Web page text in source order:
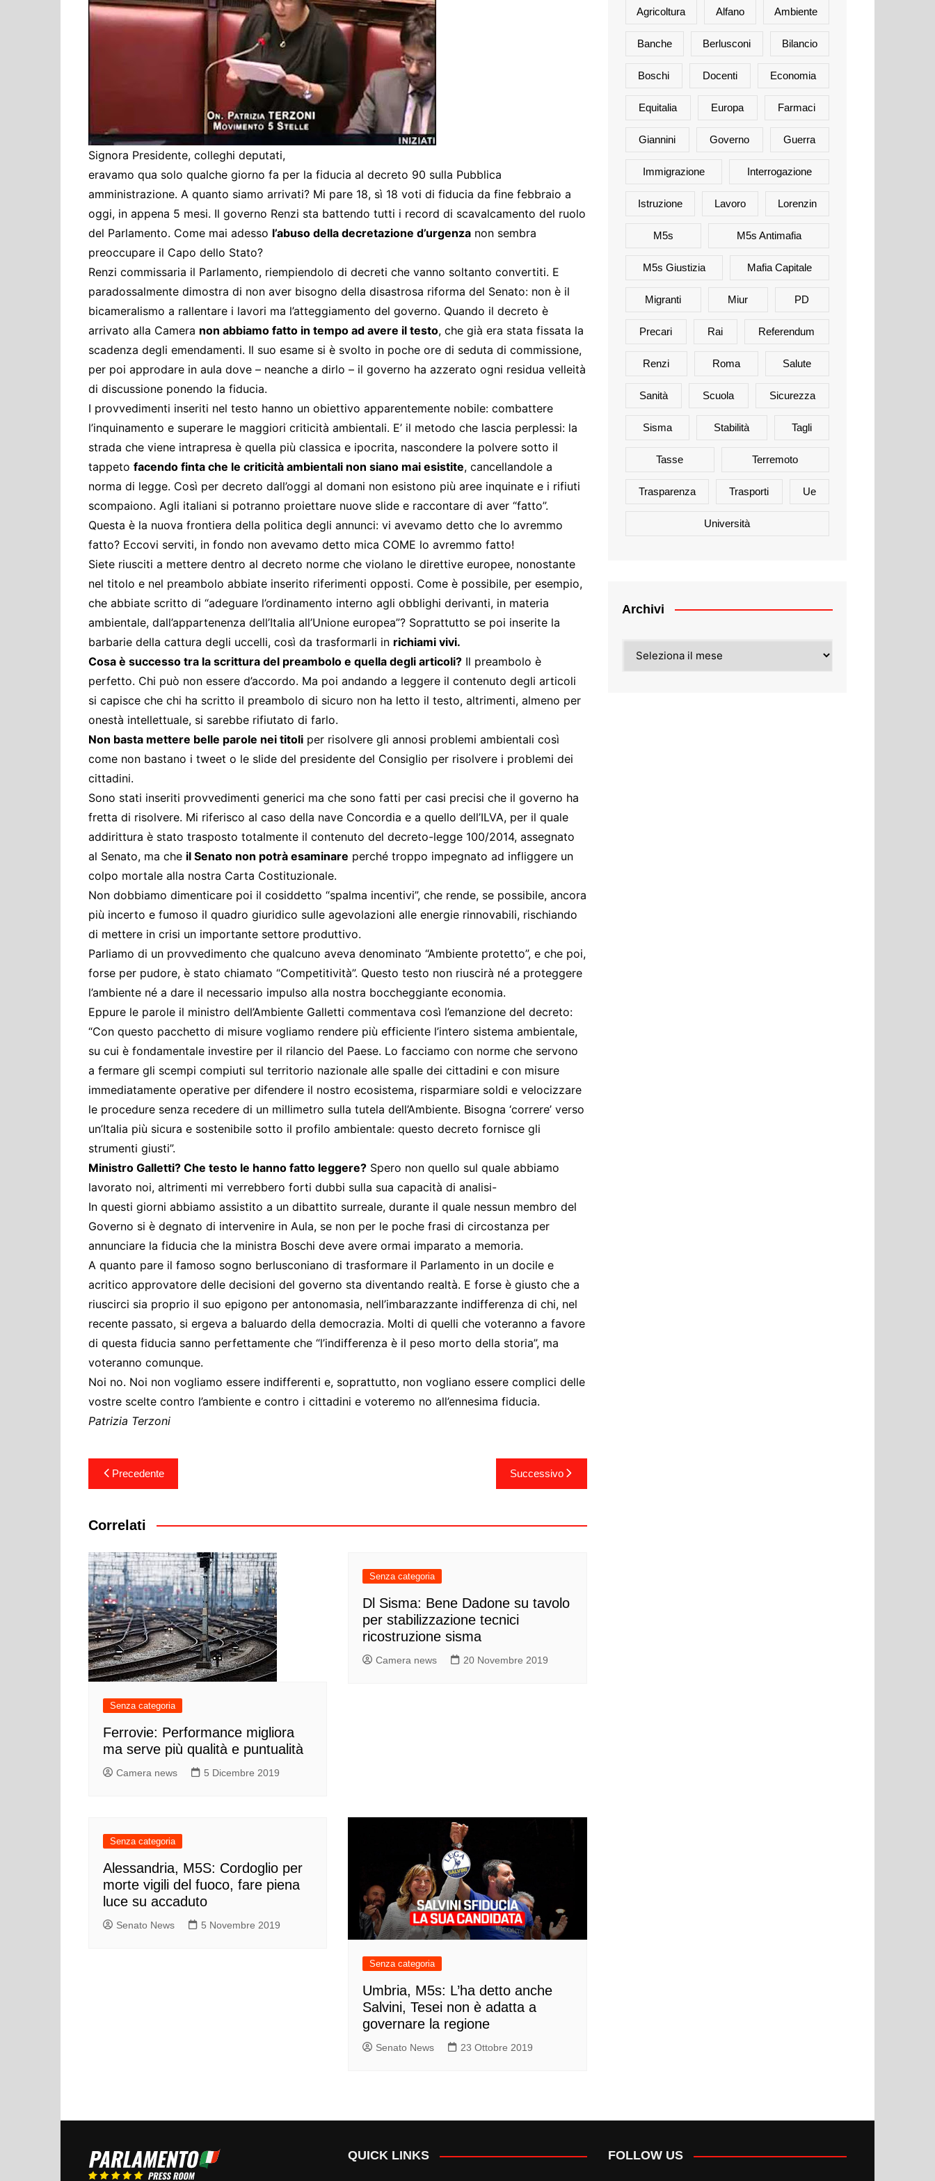
Cultura ed Istruzione
Difesa
Eventi
Finanze e tesoro
Giustizia
Lavori pubblici e Trasporti
Politiche europee
Rifiuti
Signora Presidente, colleghi deputati,
eravamo qua solo qualche giorno fa per la fiducia al decreto 90 sulla Pubblica
amministrazione. A quanto siamo arrivati? Mi pare 18, sì 18 voti di fiducia da fine febbraio a
oggi, in appena 5 mesi. Il governo Renzi sta battendo tutti i record di scavalcamento del ruolo
del Parlamento. Come mai adesso l’abuso della decretazione d’urgenza non sembra
preoccupare il Capo dello Stato?
Renzi commissaria il Parlamento, riempiendolo di decreti che vanno soltanto convertiti. E
paradossalmente dimostra di non aver bisogno della disastrosa riforma del Senato: non è il
bicameralismo a rallentare i lavori ma l’atteggiamento del governo. Quando il decreto è
arrivato alla Camera non abbiamo fatto in tempo ad avere il testo, che già era stata fissata la
scadenza degli emendamenti. Il suo esame si è svolto in poche ore di seduta di commissione,
per poi approdare in aula dove – neanche a dirlo – il governo ha azzerato ogni residua velleità
di discussione ponendo la fiducia.
I provvedimenti inseriti nel testo hanno un obiettivo apparentemente nobile: combattere
l’inquinamento e superare le maggiori criticità ambientali. E’ il metodo che lascia perplessi: la
strada che viene intrapresa è quella più classica e ipocrita, nascondere la polvere sotto il
tappeto facendo finta che le criticità ambientali non siano mai esistite, cancellandole a
norma di legge. Così per decreto dall’oggi al domani non esistono più aree inquinate e i rifiuti
scompaiono. Agli italiani si potranno proiettare nuove slide e raccontare di aver “fatto”.
Questa è la nuova frontiera della politica degli annunci: vi avevamo detto che lo avremmo
fatto? Eccovi serviti, in fondo non avevamo detto mica COME lo avremmo fatto!
Siete riusciti a mettere dentro al decreto norme che violano le direttive europee, nonostante
nel titolo e nel preambolo abbiate inserito riferimenti opposti. Come è possibile, per esempio,
che abbiate scritto di “adeguare l’ordinamento interno agli obblighi derivanti, in materia
ambientale, dall’appartenenza dell’Italia all’Unione europea”? Soprattutto se poi inserite la
barbarie della cattura degli uccelli, così da trasformarli in richiami vivi.
Cosa è successo tra la scrittura del preambolo e quella degli articoli? Il preambolo è
perfetto. Chi può non essere d’accordo. Ma poi andando a leggere il contenuto degli articoli
si capisce che chi ha scritto il preambolo di sicuro non ha letto il testo, altrimenti, almeno per
onestà intellettuale, si sarebbe rifiutato di farlo.
Non basta mettere belle parole nei titoli per risolvere gli annosi problemi ambientali così
come non bastano i tweet o le slide del presidente del Consiglio per risolvere i problemi dei
cittadini.
Sono stati inseriti provvedimenti generici ma che sono fatti per casi precisi che il governo ha
fretta di risolvere. Mi riferisco al caso della nave Concordia e a quello dell’ILVA, per il quale
addirittura è stato trasposto totalmente il contenuto del decreto-legge 100/2014, assegnato
al Senato, ma che il Senato non potrà esaminare perché troppo impegnato ad infliggere un
colpo mortale alla nostra Carta Costituzionale.
Non dobbiamo dimenticare poi il cosiddetto “spalma incentivi”, che rende, se possibile, ancora
più incerto e fumoso il quadro giuridico sulle agevolazioni alle energie rinnovabili, rischiando
di mettere in crisi un importante settore produttivo.
Parliamo di un provvedimento che qualcuno aveva denominato “Ambiente protetto”, e che poi,
forse per pudore, è stato chiamato “Competitività”. Questo testo non riuscirà né a proteggere
l’ambiente né a dare il necessario impulso alla nostra boccheggiante economia.
Eppure le parole il ministro dell’Ambiente Galletti commentava così l’emanzione del decreto:
“Con questo pacchetto di misure vogliamo rendere più efficiente l’intero sistema ambientale,
su cui è fondamentale investire per il rilancio del Paese. Lo facciamo con norme che servono
a fermare gli scempi compiuti sul territorio nazionale alle spalle dei cittadini e con misure
immediatamente operative per difendere il nostro ecosistema, risparmiare soldi e velocizzare
le procedure senza recedere di un millimetro sulla tutela dell’Ambiente. Bisogna ‘correre’ verso
un’Italia più sicura e sostenibile sotto il profilo ambientale: questo decreto fornisce gli
strumenti giusti”.
Ministro Galletti? Che testo le hanno fatto leggere? Spero non quello sul quale abbiamo
lavorato noi, altrimenti mi verrebbero forti dubbi sulla sua capacità di analisi-
In questi giorni abbiamo assistito a un dibattito surreale, durante il quale nessun membro del
Governo si è degnato di intervenire in Aula, se non per le poche frasi di circostanza per
annunciare la fiducia che la ministra Boschi deve avere ormai imparato a memoria.
A quanto pare il famoso sogno berlusconiano di trasformare il Parlamento in un docile e
acritico approvatore delle decisioni del governo sta diventando realtà. E forse è giusto che a
riuscirci sia proprio il suo epigono per antonomasia, nell’imbarazzante indifferenza di chi, nel
recente passato, si ergeva a baluardo della democrazia. Molti di quelli che voteranno a favore
di questa fiducia sanno perfettamente che “l’indifferenza è il peso morto della storia”, ma
voteranno comunque.
Noi no. Noi non vogliamo essere indifferenti e, soprattutto, non vogliano essere complici delle
vostre scelte contro l’ambiente e contro i cittadini e voteremo no all’ennesima fiducia.
Patrizia Terzoni
Navigazione
articoli
Precedente Successivo
Correlati
Senza categoria
Ferrovie: Performance migliora
ma serve più qualità e puntualità
Camera news 5 Dicembre 2019
Senza categoria
Dl Sisma: Bene Dadone su tavolo
per stabilizzazione tecnici
ricostruzione sisma
Camera news 20 Novembre 2019
Senza categoria
Alessandria, M5S: Cordoglio per
morte vigili del fuoco, fare piena
luce su accaduto
Senato News 5 Novembre 2019
Senza categoria
Umbria, M5s: L’ha detto anche
Salvini, Tesei non è adatta a
governare la regione
Senato News 23 Ottobre 2019
Agricoltura Alfano Ambiente
Banche Berlusconi Bilancio
Boschi Docenti Economia
Equitalia Europa Farmaci
Giannini Governo Guerra
Immigrazione Interrogazione
Istruzione Lavoro Lorenzin
M5s M5s Antimafia
M5s Giustizia Mafia Capitale
Migranti Miur PD
Precari Rai Referendum
Renzi Roma Salute
Sanità Scuola Sicurezza
Sisma Stabilità Tagli
Tasse Terremoto
Trasparenza Trasporti Ue
Università
Archivi
QUICK LINKS FOLLOW US